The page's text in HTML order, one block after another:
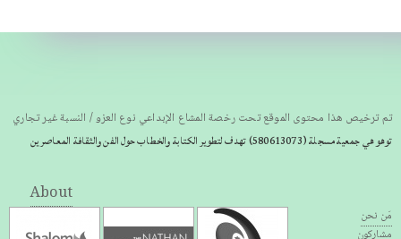
تم ترخيص هذا محتوى الموقع تحت رخصة المشاع الإبداعي نوع العزو / النسبة غير تجاري
توهو هي جمعية مسجلة(580613073) تهدف لتطوير الكتابة والخطاب حول الفن والثقافة المعاصرين
About
مَن نحن
مشاركون